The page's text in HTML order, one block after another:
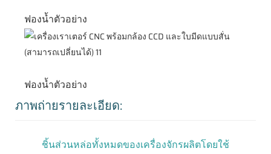
ฟองน้ำตัวอย่าง
ฟองน้ำตัวอย่าง
ภาพถ่ายรายละเอียด:
ชิ้นส่วนหล่อทั้งหมดของเครื่องจักรผลิตโดยใช้